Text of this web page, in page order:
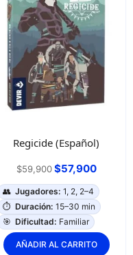
Regicide (Español)
$59,900 $57,900
👥 Jugadores: 1, 2, 2–4
⏱️ Duración: 15–30 min
🎯 Dificultad: Familiar
AÑADIR AL CARRITO